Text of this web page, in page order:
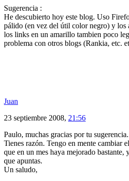
Sugerencia :
He descubierto hoy este blog. Uso
pálido (en vez del útil color negro) y los
los links en un amarillo tambien poco
problema con otros blogs (Rankia, etc.
Juan
23 septiembre 2008, 21:56
Paulo, muchas gracias por tu sugerencia.
Tienes razón. Tengo en mente cambiar
que en un mes haya mejorado bastante,
que apuntas.
Un saludo,